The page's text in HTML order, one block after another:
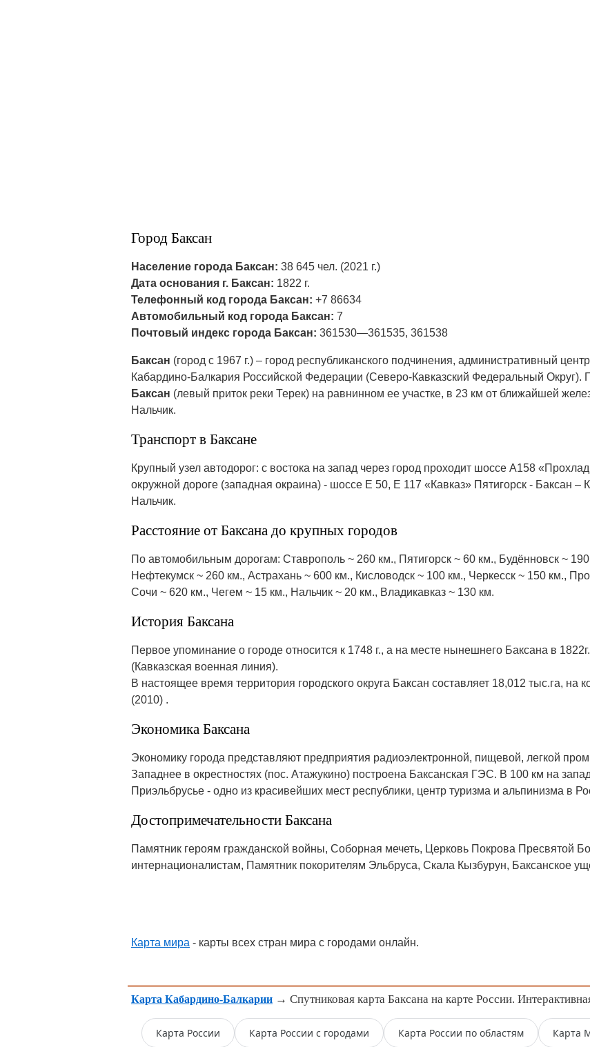
Город Баксан
Население города Баксан: 38 645 чел. (2021 г.)
Дата основания г. Баксан: 1822 г.
Телефонный код города Баксан: +7 86634
Автомобильный код города Баксан: 7
Почтовый индекс города Баксан: 361530—361535, 361538
Баксан (город с 1967 г.) – город республиканского подчинения, административный
Кабардино-Балкария Российской Федерации (Северо-Кавказский Федеральный Округ).
Баксан (левый приток реки Терек) на равнинном ее участке, в 23 км от ближайшей
Нальчик.
Транспорт в Баксане
Крупный узел автодорог: с востока на запад через город проходит шоссе А158
окружной дороге (западная окраина) - шоссе Е 50, Е 117 «Кавказ» Пятигорск - Баксан –
Нальчик.
Расстояние от Баксана до крупных городов
По автомобильным дорогам: Ставрополь ~ 260 км., Пятигорск ~ 60 км., Будённовск ~
Нефтекумск ~ 260 км., Астрахань ~ 600 км., Кисловодск ~ 100 км., Черкесск ~ 150 км.,
Сочи ~ 620 км., Чегем ~ 15 км., Нальчик ~ 20 км., Владикавказ ~ 130 км.
История Баксана
Первое упоминание о городе относится к 1748 г., а на месте нынешнего Баксана в
(Кавказская военная линия).
В настоящее время территория городского округа Баксан составляет 18,012 тыс.га, на
(2010) .
Экономика Баксана
Экономику города представляют предприятия радиоэлектронной, пищевой, легкой
Западнее в окрестностях (пос. Атажукино) построена Баксанская ГЭС. В 100 км на
Приэльбрусье - одно из красивейших мест республики, центр туризма и альпинизма в
Достопримечательности Баксана
Памятник героям гражданской войны, Соборная мечеть, Церковь Покрова Пресвятой
интернационалистам, Памятник покорителям Эльбруса, Скала Кызбурун, Баксанское
Карта мира - карты всех стран мира с городами онлайн.
Карта Кабардино-Балкарии → Спутниковая карта Баксана на карте России.
Карта России Карта России с городами Карта России по областям Карта